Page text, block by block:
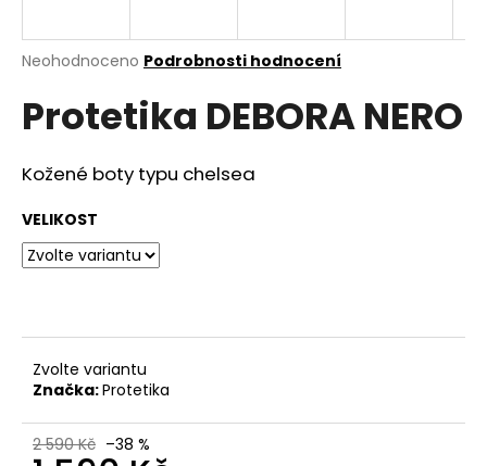
Průměrné
produktu
je
z
5
Neohodnoceno Podrobnosti hodnocení
Protetika DEBORA NERO
Kožené boty typu chelsea
VELIKOST
Zvolte variantu
Značka:Protetika
2 590 Kč –38 %
j
t
?
D
o
p
o